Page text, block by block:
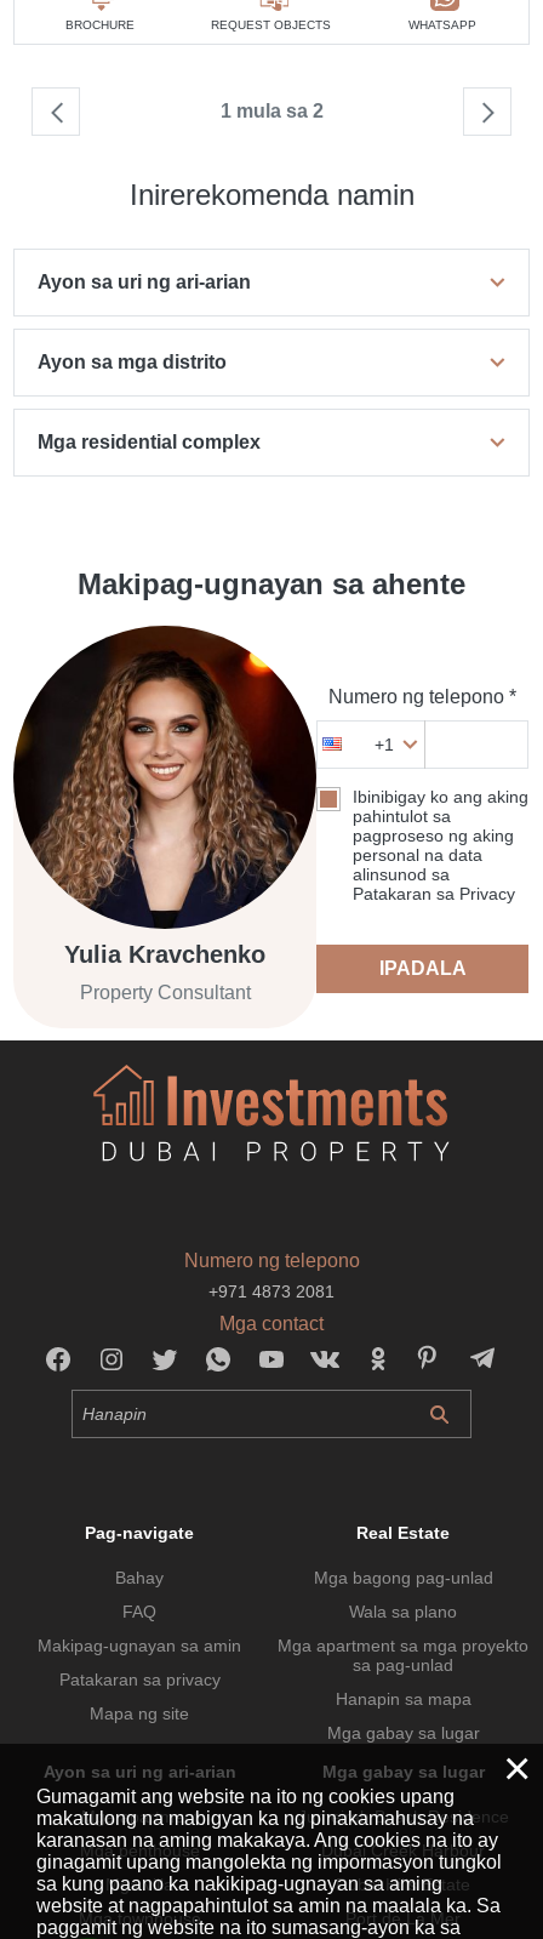
BROCHURE REQUEST OBJECTS WHATSAPP
1 mula sa 2
Inirerekomenda namin
Ayon sa uri ng ari-arian
Ayon sa mga distrito
Mga residential complex
Makipag-ugnayan sa ahente
Yulia Kravchenko
Property Consultant
Numero ng telepono *
+1
Ibinibigay ko ang aking
pahintulot sa
pagproseso ng aking
personal na data
alinsunod sa
Patakaran sa Privacy
IPADALA
Numero ng telepono
+971 4873 2081
Mga contact
Pag-navigate
Bahay
FAQ
Makipag-ugnayan sa amin
Patakaran sa privacy
Mapa ng site
Real Estate
Mga bagong pag-unlad
Wala sa plano
Mga apartment sa mga proyekto
sa pag-unlad
Hanapin sa mapa
Mga gabay sa lugar
Ayon sa uri ng ari-arian
Mga apartment
Mga penthouse
Mga villa
Mga townhouse
Mga gabay sa lugar
Jumeirah Beach Residence
Dubai Creek Harbour
Dubai Hills Estate
Port de La Mer
×
Gumagamit ang website na ito ng cookies upang
makatulong na mabigyan ka ng pinakamahusay na
karanasan na aming makakaya. Ang cookies na ito ay
ginagamit upang mangolekta ng impormasyon tungkol
sa kung paano ka nakikipag-ugnayan sa aming
website at nagpapahintulot sa amin na maalala ka. Sa
paggamit ng website na ito sumasang-ayon ka sa